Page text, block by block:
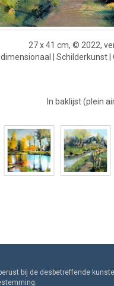
27 x 41 cm, © 2022,
| Schilderkunst |
In baklijst (plein
bij de desbetreffende